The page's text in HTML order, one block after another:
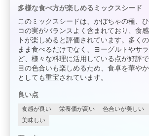
多様な食べ方が楽しめるミックスシード
このミックスシードは、かぼちゃの種、
コの実がバランスよく含まれており、食
トが楽しめると評価されています。多く
まま食べるだけでなく、ヨーグルトやサ
ど、様々な料理に活用している点が好評
目の色合いも楽しめるため、食卓を華や
としても重宝されています。
良い点
食感が良い 栄養価が高い 色合いが美しい
美味しい